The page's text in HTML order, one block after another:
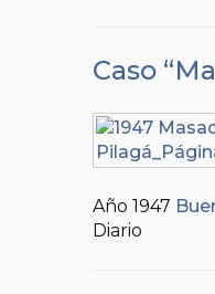
Caso
Año 1947
Diario